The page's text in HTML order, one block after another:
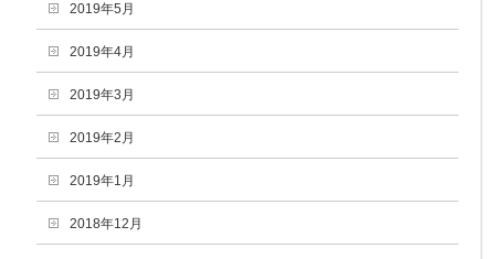
2019年5月
2019年4月
2019年3月
2019年2月
2019年1月
2018年12月